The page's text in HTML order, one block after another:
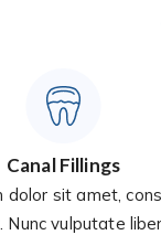
Canal Fillings
dolor sit amet,
Nunc vulputate